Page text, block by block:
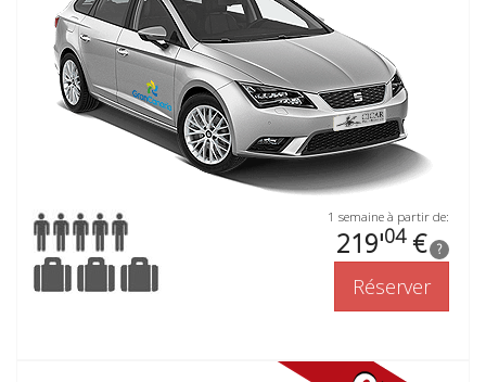
1 semaine à partir de:
219'04€ ?
Réserver